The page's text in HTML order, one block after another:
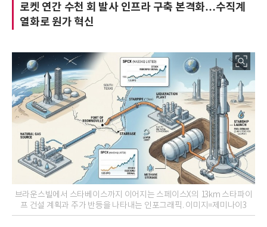
로켓 연간 수천 회 발사 인프라 구축 본격화…수직계
열화로 원가 혁신
브라운스빌에서 스타베이스까지 이어지는 스페이스X의 13km 스타파이
프 건설 계획과 주가 반등을 나타내는 인포그래픽. 이미지=제미나이3